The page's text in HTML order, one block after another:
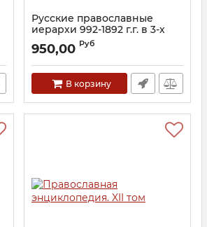
Русские православные
иерархи 992-1892 г.г. в 3-х
томах. Митрополит Мануил
(Лемешевский)
Артикул: 5334
950,00 Руб
В корзину